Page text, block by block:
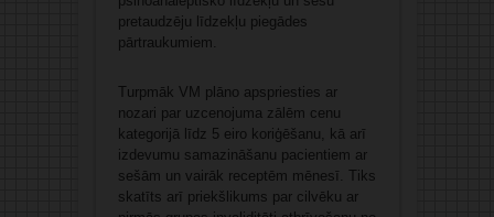
pretaudzēju līdzekļu piegādes
pārtraukumiem.
Turpmāk VM plāno apspriesties ar
nozari par uzcenojuma zālēm cenu
kategorijā līdz 5 eiro koriģēšanu, kā arī
izdevumu samazināšanu pacientiem ar
sešām un vairāk receptēm mēnesī. Tiks
skatīts arī priekšlikums par cilvēku ar